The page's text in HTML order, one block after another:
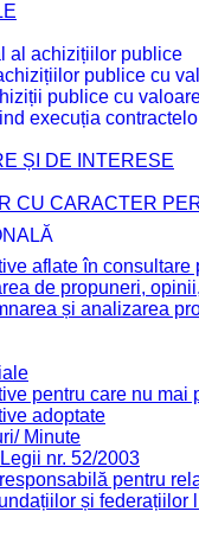
al achizițiilor publice
publice cu
publice cu
execuția
ȘI DE INTERESE
CU CARACTER
aflate în consultare
de propuneri,
și analizarea
pentru care nu mai
adoptate
Minute
nr. 52/2003
pentru
și federațiilor